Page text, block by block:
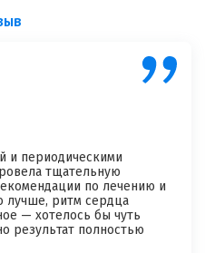
и периодическими
тщательную
по лечению и
лучше, ритм сердца
— хотелось бы чуть
результат полностью